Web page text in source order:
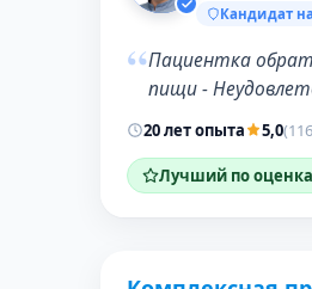
Кандидат
“Пациентка
пищи -
20 лет опыта 5,0
Лучший по
ДО